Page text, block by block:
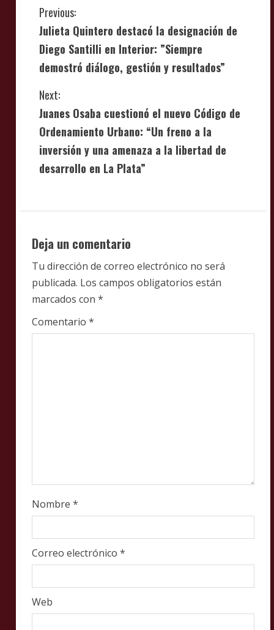
C
o
n
t
i
n
u
e
a
d
i
Previous:
Julieta Quintero destacó la designación de
Diego Santilli en Interior: ”Siempre
demostró diálogo, gestión y resultados”
Next:
Juanes Osaba cuestionó el nuevo Código de
Ordenamiento Urbano: “Un freno a la
inversión y una amenaza a la libertad de
desarrollo en La Plata”
Deja un comentario
Tu dirección de correo electrónico no será
publicada. Los campos obligatorios están
marcados con *
Comentario *
Nombre *
Correo electrónico *
Web